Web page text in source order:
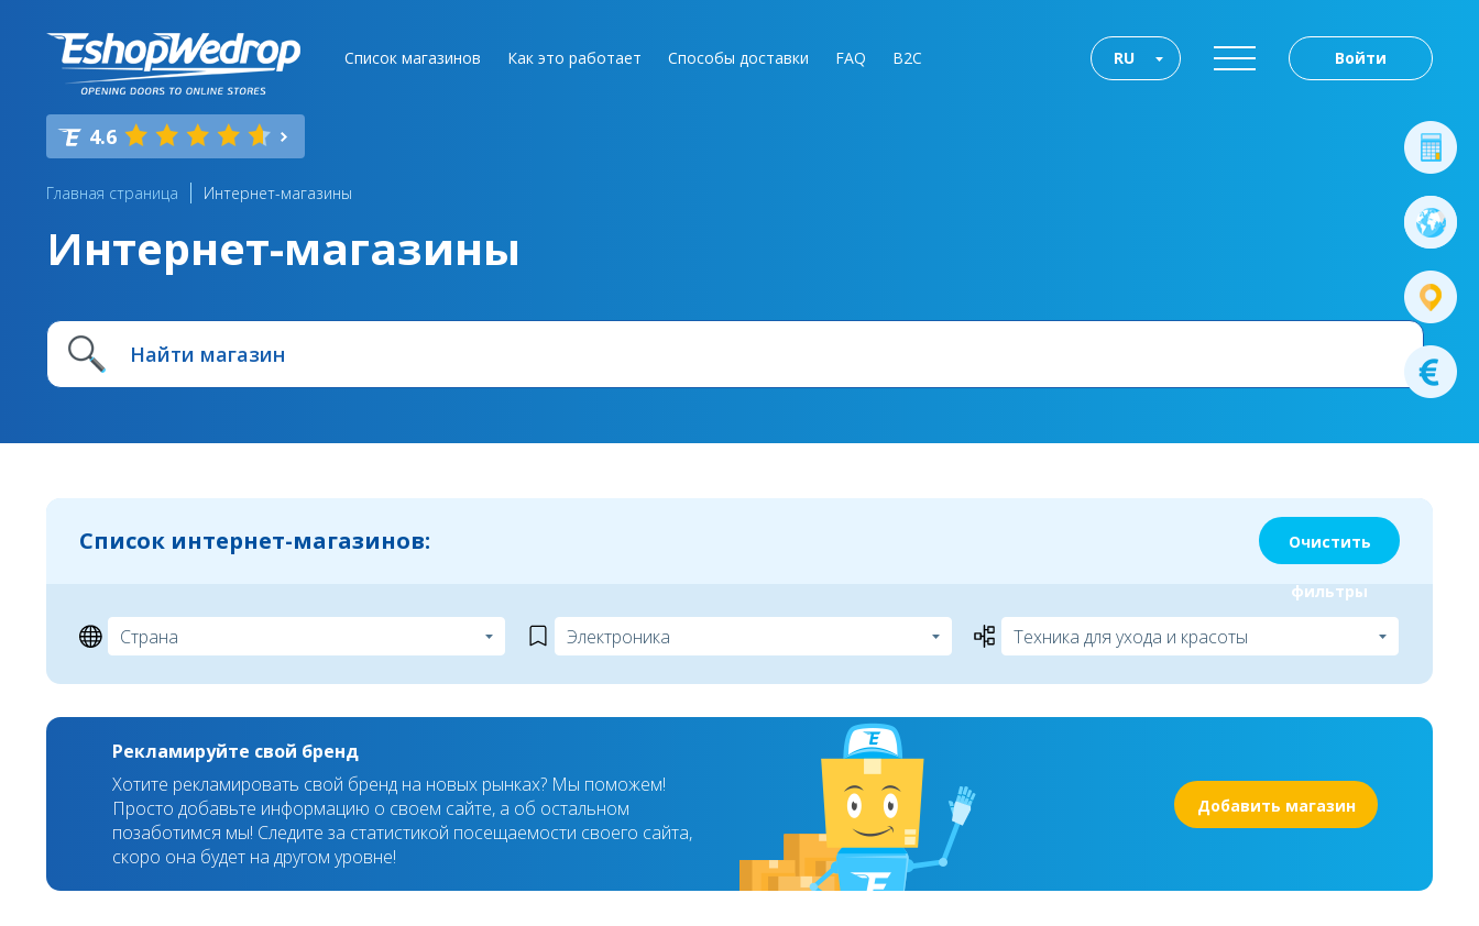
Список магазинов Как это работает Способы доставки FAQ B2C Войти
RU
4.6
Главная страница Интернет-магазины
Интернет-магазины
Список интернет-магазинов: Очистить
фильтры
Рекламируйте свой бренд
Хотите рекламировать свой бренд на новых рынках? Мы поможем!
Просто добавьте информацию о своем сайте, а об остальном
позаботимся мы! Следите за статистикой посещаемости своего сайта,
скоро она будет на другом уровне!
Добавить магазин